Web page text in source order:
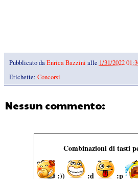
Pubblicato daEnrica Bazzini alle 1/31/2022
Etichette: Concorsi
Nessun commento:
Combinazioni di tasti
:)) :d :p